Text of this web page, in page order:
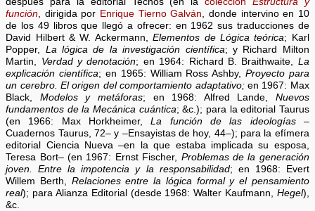
función , dirigida por Enrique Tierno Galván , donde intervino en 10
de los 49 libros que llegó a ofrecer: en 1962 sus traducciones de
David Hilbert & W. Ackermann,Elementos de Lógica teórica; Karl
Popper, La lógica de la investigación científica; y Richard Milton
Martin, Verdad y denotación; en 1964: Richard B. Braithwaite, La
explicación científica; en 1965: William Ross Ashby,Proyecto para
un cerebro. El origen del comportamiento adaptativo;en 1967: Max
Black, Modelos y metáforas; en 1968: Alfred Lande, Nuevos
fundamentos de la Mecánica cuántica; &c.); para la editorial Taurus
(en 1966: Max Horkheimer,La función de las ideologías–
Cuadernos Taurus, 72– y –Ensayistas de hoy, 44–); para la efímera
editorial Ciencia Nueva –en la que estaba implicada su esposa,
Teresa Bort– (en 1967: Ernst Fischer, Problemas de la generación
joven. Entre la impotencia y la responsabilidad; en 1968: Evert
Willem Berth, Relaciones entre la lógica formal y el pensamiento
real); para Alianza Editorial (desde 1968: Walter Kaufmann, Hegel),
&c.